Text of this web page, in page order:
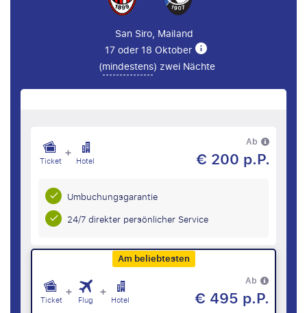
San Siro, Mailand
17 oder 18 Oktober
(mindestens) zwei Nächte
Ticket + Hotel
Ab
€ 200 p.P.
Umbuchungsgarantie
24/7 direkter persönlicher Service
Am beliebtesten
Ticket + Flug + Hotel
Ab
€ 495 p.P.